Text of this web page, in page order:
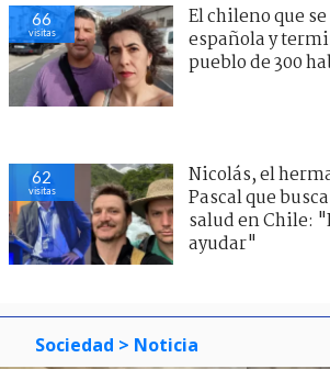
66
visitas
El chileno que
española y
pueblo de 300
62
visitas
Nicolás, el
Pascal que
salud en Chile:
ayudar"
Sociedad > Noticia